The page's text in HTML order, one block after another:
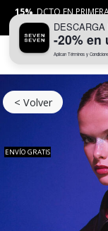
15% DCTO EN
< Volver
ENVÍO GRATIS
-20% en
Aplican Términos y